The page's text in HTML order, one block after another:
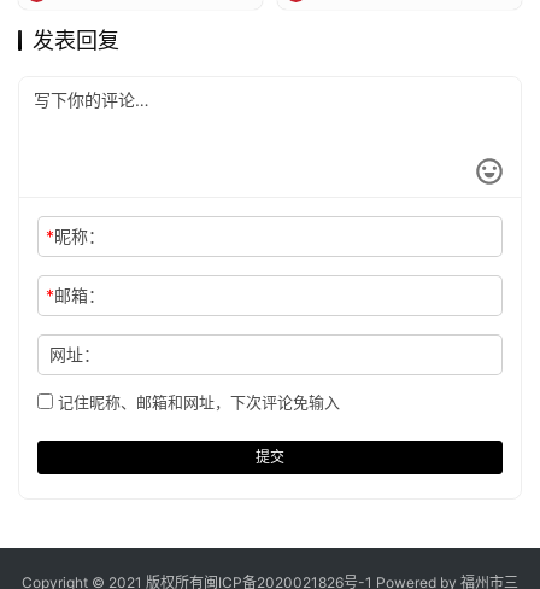
发表回复
*昵称：
*邮箱：
网址：
记住昵称、邮箱和网址，下次评论免输入
提交
Copyright © 2021 版权所有闽ICP备2020021826号-1 Powered by 福州市三